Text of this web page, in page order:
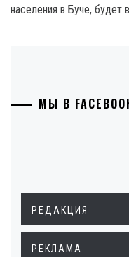
населения в Буче, будет
МЫ В
РЕДАКЦИЯ
РЕКЛАМА